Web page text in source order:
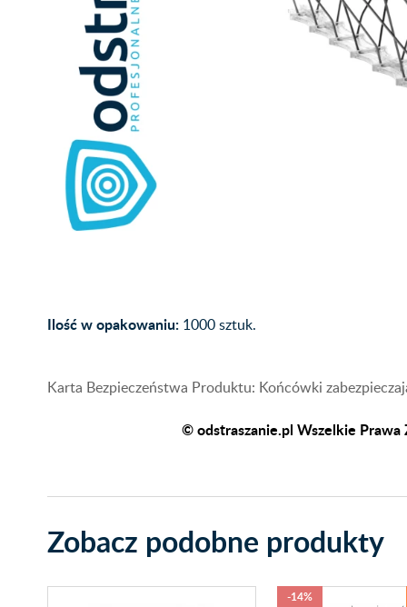
Ilość w opakowaniu: 1000 sztuk.
Karta Bezpieczeństwa Produktu: Końcówki
© odstraszanie.pl Wszelkie Prawa
Zobacz podobne produkty
-14%